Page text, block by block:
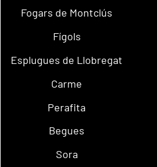
Fogars de Montclús
Fígols
Esplugues de Llobregat
Carme
Perafita
Begues
Sora